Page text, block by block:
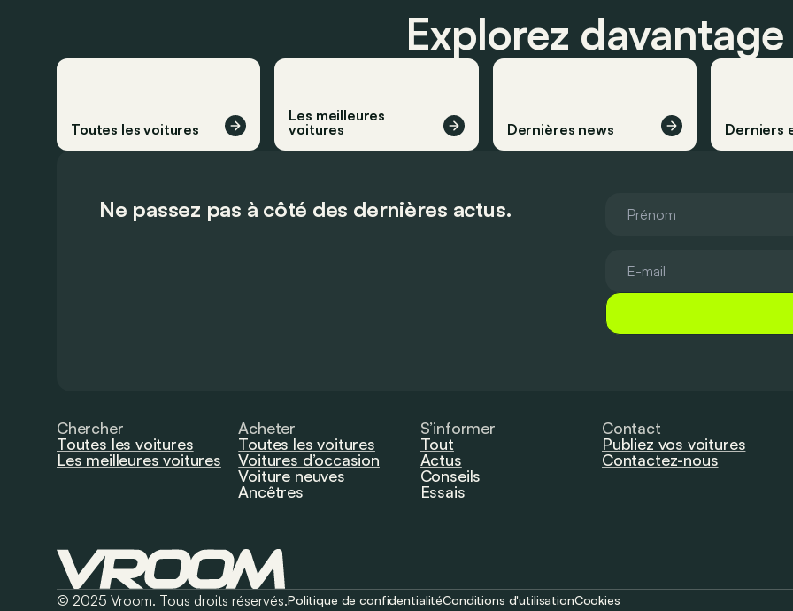
Explorez davantage
Toutes les voitures
Les meilleures
voitures
Dernières news Derniers
Ne passez pas à côté des dernières actus.
Chercher
Toutes les voitures
Les meilleures voitures
Acheter
Toutes les voitures
Voitures d’occasion
Voiture neuves
Ancêtres
S’informer
Tout
Actus
Conseils
Essais
Contact
Publiez vos voitures
Contactez-nous
© 2025 Vroom. Tous droits réservés.Politique de confidentialitéConditions d'utilisationCookies